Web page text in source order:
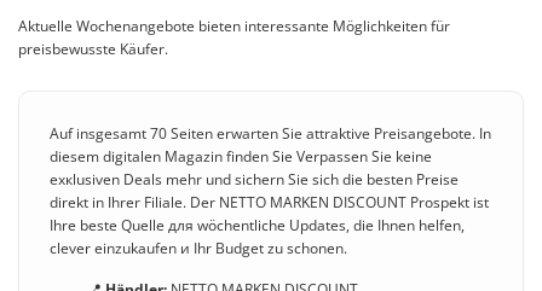
Aktuelle Wochenangebote bieten interessante Möglichkeiten für
preisbewusste Käufer.
Auf insgesamt 70 Seiten erwarten Sie attraktive Preisangebote. In
diesem digitalen Magazin finden Sie Verpassen Sie keine
exкlusiven Deals mehr und sichern Sie sich die besten Preise
direkt in Ihrer Filiale. Der NETTO MARKEN DISCOUNT Prospekt ist
Ihre beste Quelle для wöchentliche Updates, die Ihnen helfen,
clever einzukaufen и Ihr Budget zu schonen.